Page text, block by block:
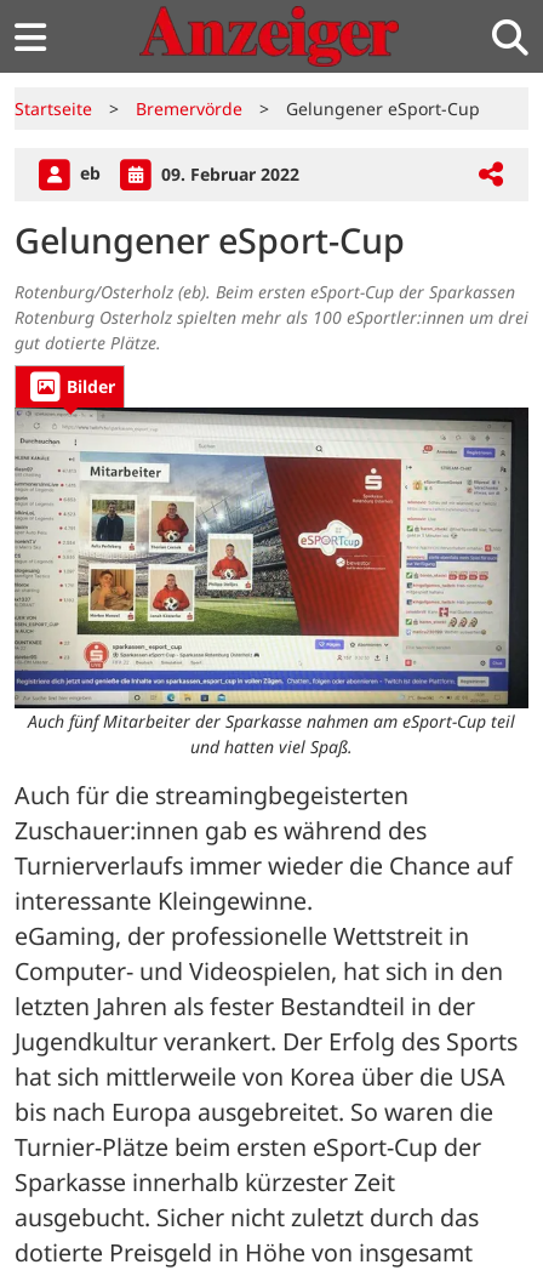
Startseite > Bremervörde > Gelungener eSport-Cup
eb 09. Februar 2022
Gelungener eSport-Cup
Rotenburg/Osterholz (eb). Beim ersten eSport-Cup der Sparkassen
Rotenburg Osterholz spielten mehr als 100 eSportler:innen um drei
gut dotierte Plätze.
Bilder
Auch fünf Mitarbeiter der Sparkasse nahmen am eSport-Cup teil
und hatten viel Spaß.
Auch für die streamingbegeisterten
Zuschauer:innen gab es während des
Turnierverlaufs immer wieder die Chance auf
interessante Kleingewinne.
eGaming, der professionelle Wettstreit in
Computer- und Videospielen, hat sich in den
letzten Jahren als fester Bestandteil in der
Jugendkultur verankert. Der Erfolg des Sports
hat sich mittlerweile von Korea über die USA
bis nach Europa ausgebreitet. So waren die
Turnier-Plätze beim ersten eSport-Cup der
Sparkasse innerhalb kürzester Zeit
ausgebucht. Sicher nicht zuletzt durch das
dotierte Preisgeld in Höhe von insgesamt